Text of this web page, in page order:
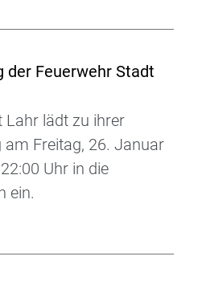
der Feuerwehr Stadt
Lahr lädt zu ihrer
Freitag, 26. Januar
Uhr in die
ein.